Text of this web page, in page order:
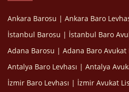
Ankara Barosu | Ankara Baro
İstanbul Barosu | İstanbul Baro
Adana Barosu | Adana Baro Avukat
Antalya Baro Levhası | Antalya
İzmir Baro Levhası | İzmir Avukat